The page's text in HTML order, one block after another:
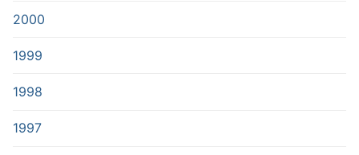
2000
1999
1998
1997